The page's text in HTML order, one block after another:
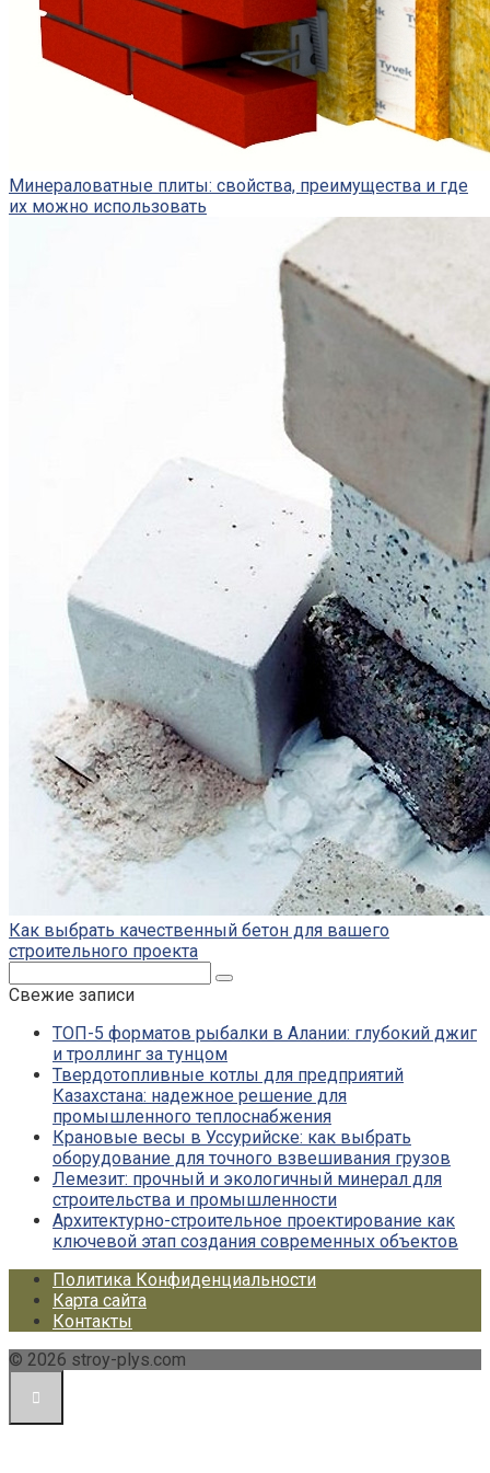
Минераловатные плиты: свойства, преимущества и где
их можно использовать
Как выбрать качественный бетон для вашего
строительного проекта
Свежие записи
ТОП-5 форматов рыбалки в Алании: глубокий джиг
и троллинг за тунцом
Твердотопливные котлы для предприятий
Казахстана: надежное решение для
промышленного теплоснабжения
Крановые весы в Уссурийске: как выбрать
оборудование для точного взвешивания грузов
Лемезит: прочный и экологичный минерал для
строительства и промышленности
Архитектурно-строительное проектирование как
ключевой этап создания современных объектов
Политика Конфиденциальности
Карта сайта
Контакты
© 2026 stroy-plys.com